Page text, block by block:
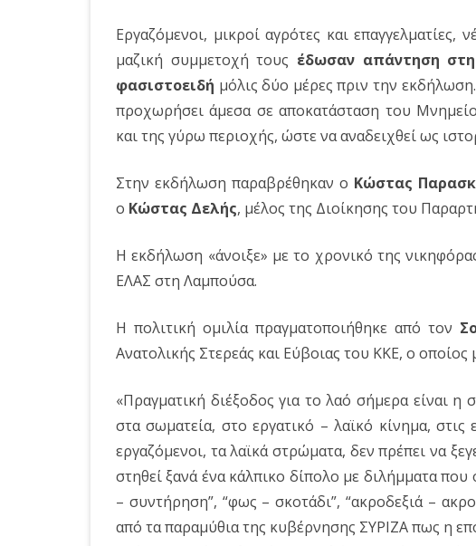
Δ. ΣΤΥΛΙΔΑΣ
ΕΠΙΣΤΗΜΗ
ΠΟΛΙΤΙΣΜΟΣ
ΚΟΣΜΟΣ
ΠΡΟΣΦΑΤΗ
Εργαζόμενοι, μικροί αγρότες και επαγγελματίες,
μαζική συμμετοχή τους έδωσαν απάντηση
φασιστοειδή μόλις δύο μέρες πριν την
προχωρήσει άμεσα σε αποκατάσταση του
και της γύρω περιοχής, ώστε να αναδειχθεί ως
Στην εκδήλωση παραβρέθηκαν ο Κώστας
ο Κώστας Δελής, μέλος της Διοίκησης του
Η εκδήλωση «άνοιξε» με το χρονικό της
ΕΛΑΣ στη Λαμπούσα.
Η πολιτική ομιλία πραγματοποιήθηκε από τον
Ανατολικής Στερεάς και Εύβοιας του ΚΚΕ, ο οποίος
«Πραγματική διέξοδος για το λαό σήμερα είναι
στα σωματεία, στο εργατικό – λαϊκό κίνημα,
εργαζόμενοι, τα λαϊκά στρώματα, δεν πρέπει να
στηθεί ξανά ένα κάλπικο δίπολο με διλήμματα
– συντήρηση”, “φως – σκοτάδι”, “ακροδεξιά –
από τα παραμύθια της κυβέρνησης ΣΥΡΙΖΑ πως η